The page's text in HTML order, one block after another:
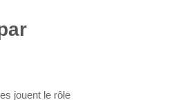
jouent le rôle